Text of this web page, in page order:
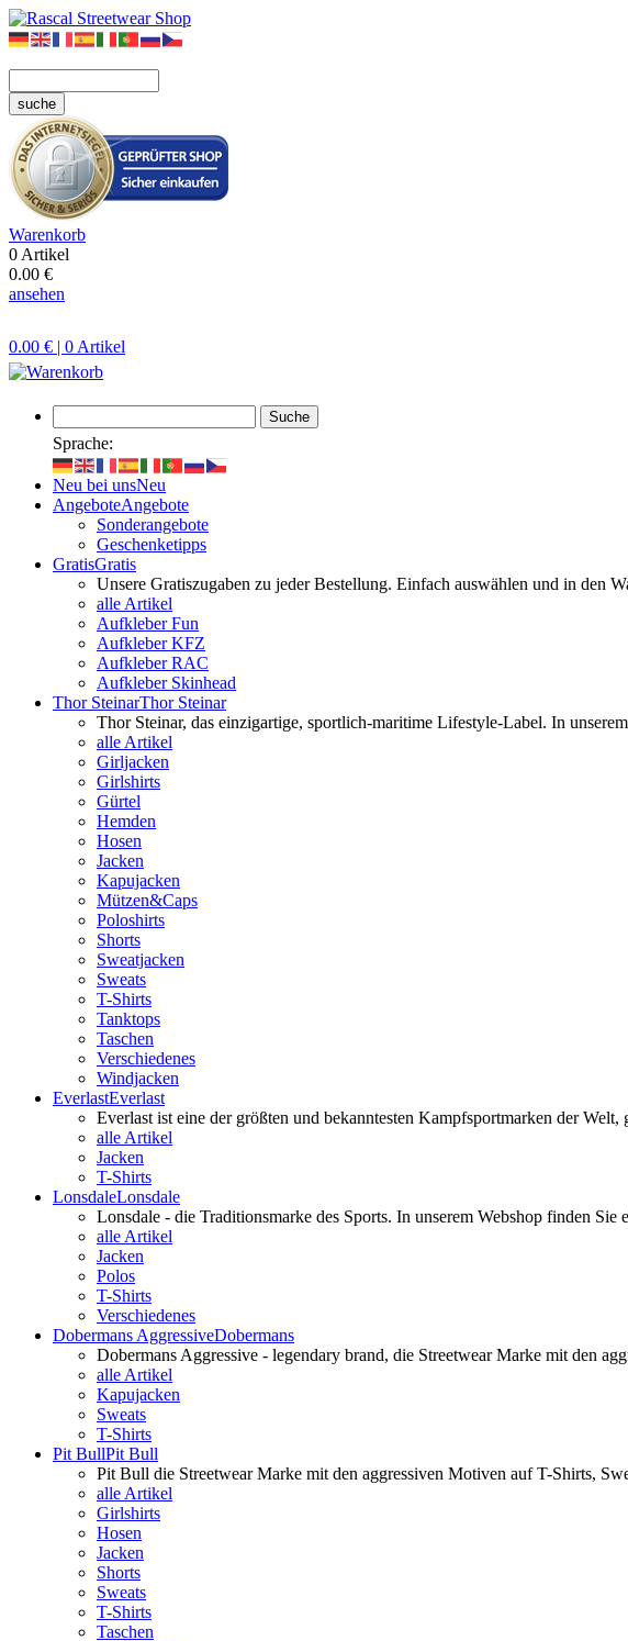
suche
Warenkorb
0 Artikel
0.00 €
ansehen
0.00 € | 0 Artikel
Suche
Sprache:
Neu bei unsNeu
AngeboteAngebote
Sonderangebote
Geschenketipps
GratisGratis
Unsere Gratiszugaben zu jeder Bestellung. Einfach auswählen und in den
alle Artikel
Aufkleber Fun
Aufkleber KFZ
Aufkleber RAC
Aufkleber Skinhead
Thor SteinarThor Steinar
Thor Steinar, das einzigartige, sportlich-maritime Lifestyle-Label. In
alle Artikel
Girljacken
Girlshirts
Gürtel
Hemden
Hosen
Jacken
Kapujacken
Mützen&Caps
Poloshirts
Shorts
Sweatjacken
Sweats
T-Shirts
Tanktops
Taschen
Verschiedenes
Windjacken
EverlastEverlast
Everlast ist eine der größten und bekanntesten Kampfsportmarken der
alle Artikel
Jacken
T-Shirts
LonsdaleLonsdale
Lonsdale - die Traditionsmarke des Sports. In unserem Webshop finden
alle Artikel
Jacken
Polos
T-Shirts
Verschiedenes
Dobermans AggressiveDobermans
Dobermans Aggressive - legendary brand, die Streetwear Marke mit den
alle Artikel
Kapujacken
Sweats
T-Shirts
Pit BullPit Bull
Pit Bull die Streetwear Marke mit den aggressiven Motiven auf T-Shirts,
alle Artikel
Girlshirts
Hosen
Jacken
Shorts
Sweats
T-Shirts
Taschen